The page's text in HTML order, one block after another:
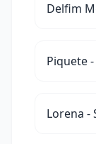
Delfim
Piquete
Lorena -